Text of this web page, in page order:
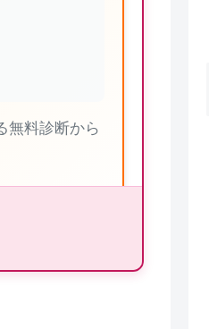
無料診断から